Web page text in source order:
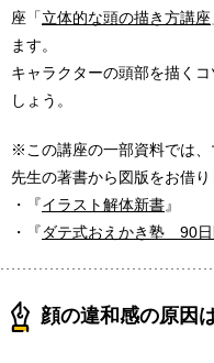
座「立体的な頭の描き方講座
ます。
キャラクターの頭部を描く
しょう。
※この講座の一部資料では、
先生の著書から図版をお借り
・『イラスト解体新書』
・『ダテ式おえかき塾 90
顔の違和感の原因